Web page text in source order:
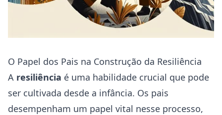
O Papel dos Pais na Construção da Resiliência
A resiliência é uma habilidade crucial que pode
ser cultivada desde a infância. Os pais
desempenham um papel vital nesse processo,